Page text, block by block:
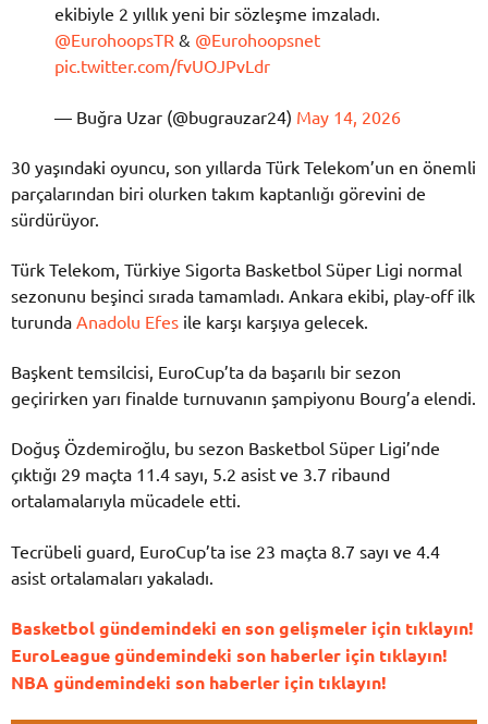
ekibiyle 2 yıllık yeni bir sözleşme imzaladı.
@EurohoopsTR & @Eurohoopsnet
pic.twitter.com/fvUOJPvLdr
— Buğra Uzar (@bugrauzar24) May 14, 2026
30 yaşındaki oyuncu, son yıllarda Türk Telekom’un en önemli
parçalarından biri olurken takım kaptanlığı görevini de
sürdürüyor.
Türk Telekom, Türkiye Sigorta Basketbol Süper Ligi normal
sezonunu beşinci sırada tamamladı. Ankara ekibi, play-off ilk
turunda Anadolu Efes ile karşı karşıya gelecek.
Başkent temsilcisi, EuroCup’ta da başarılı bir sezon
geçirirken yarı finalde turnuvanın şampiyonu Bourg’a elendi.
Doğuş Özdemiroğlu, bu sezon Basketbol Süper Ligi’nde
çıktığı 29 maçta 11.4 sayı, 5.2 asist ve 3.7 ribaund
ortalamalarıyla mücadele etti.
Tecrübeli guard, EuroCup’ta ise 23 maçta 8.7 sayı ve 4.4
asist ortalamaları yakaladı.
Basketbol gündemindeki en son gelişmeler için tıklayın!
EuroLeague gündemindeki son haberler için tıklayın!
NBA gündemindeki son haberler için tıklayın!